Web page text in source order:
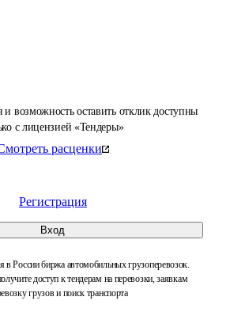
возможность оставить отклик доступны
с лицензией «Тендеры»
расценки
Регистрация
Вход
России биржа автомобильных грузоперевозок.
доступ к тендерам на перевозки, заявкам
грузов и поиск транспорта